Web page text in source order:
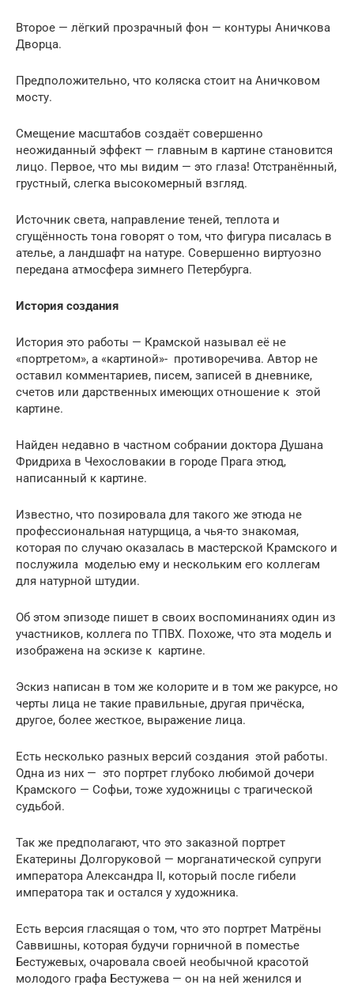
Второе — лёгкий прозрачный фон — контуры Аничкова
Дворца.
Предположительно, что коляска стоит на Аничковом
мосту.
Смещение масштабов создаёт совершенно
неожиданный эффект — главным в картине становится
лицо. Первое, что мы видим — это глаза! Отстранённый,
грустный, слегка высокомерный взгляд.
Источник света, направление теней, теплота и
сгущённость тона говорят о том, что фигура писалась в
ателье, а ландшафт на натуре. Совершенно виртуозно
передана атмосфера зимнего Петербурга.
История создания
История это работы — Крамской называл её не
«портретом», а «картиной»- противоречива. Автор не
оставил комментариев, писем, записей в дневнике,
счетов или дарственных имеющих отношение к этой
картине.
Найден недавно в частном собрании доктора Душана
Фридриха в Чехословакии в городе Прага этюд,
написанный к картине.
Известно, что позировала для такого же этюда не
профессиональная натурщица, а чья-то знакомая,
которая по случаю оказалась в мастерской Крамского и
послужила моделью ему и нескольким его коллегам
для натурной штудии.
Об этом эпизоде пишет в своих воспоминаниях один из
участников, коллега по ТПВХ. Похоже, что эта модель и
изображена на эскизе к картине.
Эскиз написан в том же колорите и в том же ракурсе, но
черты лица не такие правильные, другая причёска,
другое, более жесткое, выражение лица.
Есть несколько разных версий создания этой работы.
Одна из них — это портрет глубоко любимой дочери
Крамского — Софьи, тоже художницы с трагической
судьбой.
Так же предполагают, что это заказной портрет
Екатерины Долгоруковой — морганатической супруги
императора Александра II, который после гибели
императора так и остался у художника.
Есть версия гласящая о том, что это портрет Матрёны
Саввишны, которая будучи горничной в поместье
Бестужевых, очаровала своей необычной красотой
молодого графа Бестужева — он на ней женился и